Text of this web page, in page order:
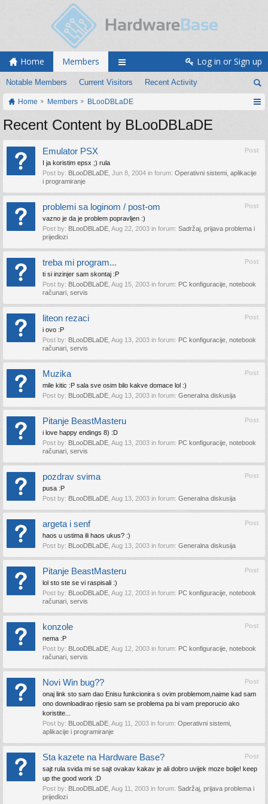
Home Members
Notable Members Current Visitors Recent Activity
Log in or Sign up
Home Members BLooDBLaDE
Recent Content by BLooDBLaDE
Post
Emulator PSX
I ja koristim epsx ;) rula
Post by: BLooDBLaDE Jun 8, 2004 in forum: Operativni sistemi, aplikacije
i programiranje
Post
problemi sa loginom / post-om
vazno je da je problem popravljen :)
Post by: BLooDBLaDE Aug 22, 2003 in forum: Sadržaj, prijava problema i
prijedlozi
Post
treba mi program...
ti si inzinjer sam skontaj :P
Post by: BLooDBLaDE Aug 15, 2003 in forum: PC konfiguracije, notebook
računari, servis
Post
liteon rezaci
i ovo :P
Post by: BLooDBLaDE Aug 13, 2003 in forum: PC konfiguracije, notebook
računari, servis
Post
Muzika
mile kitic :P sala sve osim bilo kakve domace lol :)
Post by: BLooDBLaDE Aug 13, 2003 in forum: Generalna diskusija
Post
Pitanje BeastMasteru
i love happy endings 8) :D
Post by: BLooDBLaDE Aug 13, 2003 in forum: PC konfiguracije, notebook
računari, servis
Post
pozdrav svima
pusa :P
Post by: BLooDBLaDE Aug 13, 2003 in forum: Generalna diskusija
Post
argeta i senf
haos u ustima ili haos ukus? :)
Post by: BLooDBLaDE Aug 13, 2003 in forum: Generalna diskusija
Post
Pitanje BeastMasteru
lol sto ste se vi raspisali :)
Post by: BLooDBLaDE Aug 12, 2003 in forum: PC konfiguracije, notebook
računari, servis
Post
konzole
nema :P
Post by: BLooDBLaDE Aug 12, 2003 in forum: PC konfiguracije, notebook
računari, servis
Post
Novi Win bug??
onaj link sto sam dao Enisu funkcionira s ovim problemom,naime kad sam
ono downloadirao rijesio sam se problema pa bi vam preporucio ako
koristite...
Post by: BLooDBLaDE Aug 11, 2003 in forum: Operativni sistemi,
aplikacije i programiranje
Post
Sta kazete na Hardware Base?
sajt rula svida mi se sajt ovakav kakav je ali dobro uvijek moze bolje! keep
up the good work :D
Post by: BLooDBLaDE Aug 11, 2003 in forum: Sadržaj, prijava problema i
prijedlozi